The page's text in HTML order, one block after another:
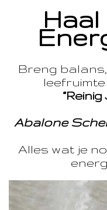
Breng
Abalone
Alles wat je